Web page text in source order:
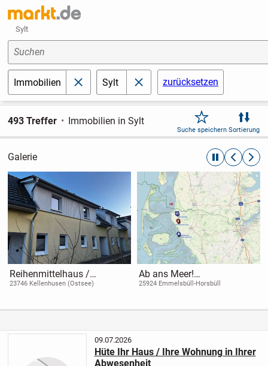
Sylt
Suchen
Immobilien schließen
Sylt schließenzurücksetzen
493 Treffer Immobilien in Sylt
Suche speichern Sortierung
Galerie automatische
Reihenmittelhaus /
Ferienhaus ca 500m zum
23746 Kellenhusen (Ostsee)
Ab ans Meer!
Ferienwohnung an der
25924 Emmelsbüll-Horsbüll
09.07.2026
Hüte Ihr Haus / Ihre Wohnung in Ihrer
Abwesenheit